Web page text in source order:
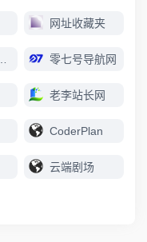
网址收藏夹
零七号导航网
老李站长网
CoderPlan
云端剧场